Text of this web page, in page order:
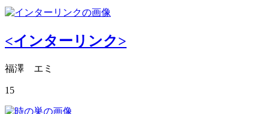
<インターリンク>
福澤 エミ
15